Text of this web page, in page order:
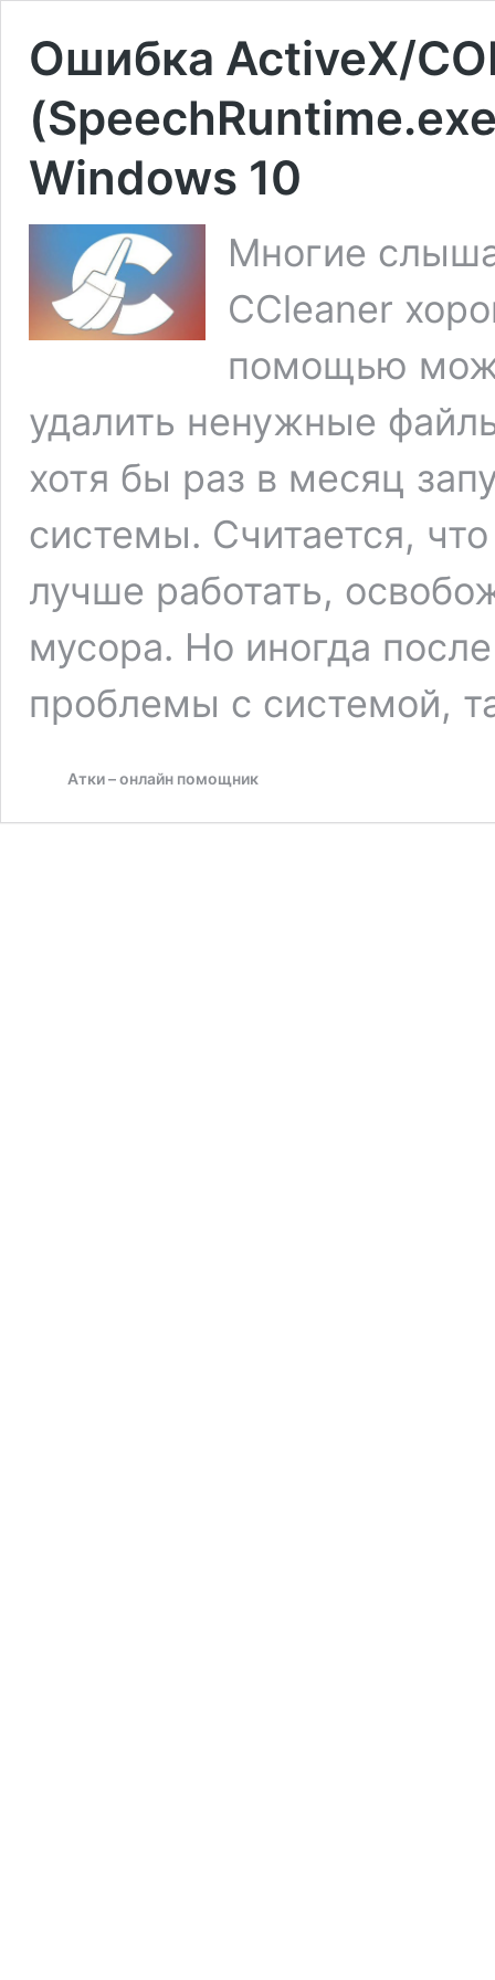
Ошибка ActiveX/
Windows 10
Многие
CCleaner
помощью
удалить ненужные
хотя бы раз в месяц
системы. Считается,
лучше работать,
мусора. Но иногда
проблемы с системой,
Атки – онлайн помощник